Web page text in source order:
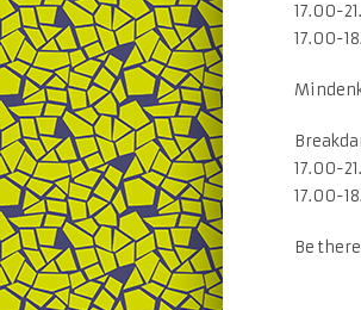
17.00-
17.00-
17.00-
17.00-
Be